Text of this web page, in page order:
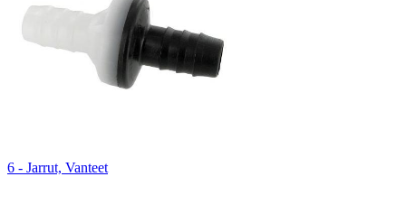
6 - Jarrut, Vanteet